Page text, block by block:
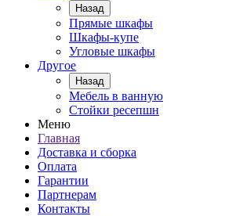
Назад
Прямые шкафы
Шкафы-купе
Угловые шкафы
Другое
Назад
Мебель в ванную
Стойки ресепшн
Меню
Главная
Доставка и сборка
Оплата
Гарантии
Партнерам
Контакты